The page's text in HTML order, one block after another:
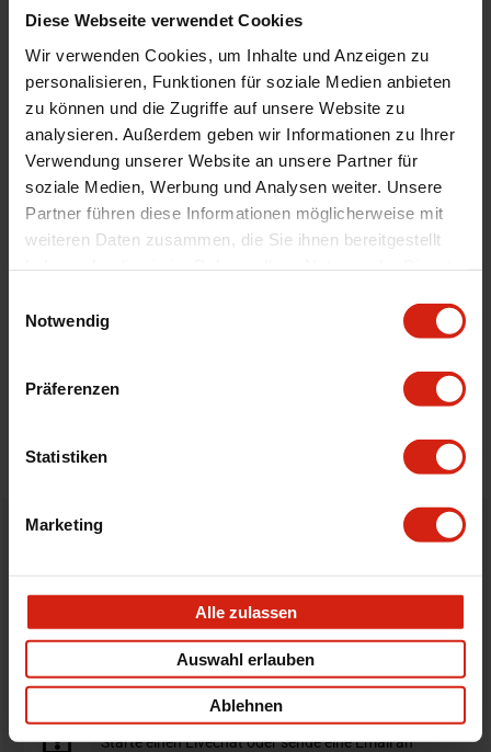
Diese Webseite verwendet Cookies
Wir verwenden Cookies, um Inhalte und Anzeigen zu
personalisieren, Funktionen für soziale Medien anbieten
zu können und die Zugriffe auf unsere Website zu
analysieren. Außerdem geben wir Informationen zu Ihrer
Verwendung unserer Website an unsere Partner für
soziale Medien, Werbung und Analysen weiter. Unsere
Partner führen diese Informationen möglicherweise mit
weiteren Daten zusammen, die Sie ihnen bereitgestellt
Notwendig
Präferenzen
Statistiken
Marketing
Alle zulassen
Auswahl erlauben
Ablehnen
Montagematerial
Nein
Herstellercode
TM FO553V
Automarkenname
Ford
Automodell Name
Focus
Material
Velour
Universal
Nein
Geeignet Für
Details
Bewertungen
Nicht zufrieden?
Bestellung zurück zu geben.
Professioneller Rat nötig?
Starte einen Livechat oder sende eine Email an